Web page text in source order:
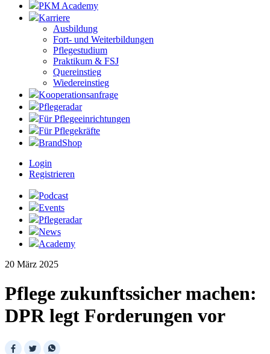
PKM Academy
Karriere
Ausbildung
Fort- und Weiterbildungen
Pflegestudium
Praktikum & FSJ
Quereinstieg
Wiedereinstieg
Kooperationsanfrage
Pflegeradar
Für Pflegeeinrichtungen
Für Pflegekräfte
BrandShop
Login
Registrieren
Podcast
Events
Pflegeradar
News
Academy
20 März 2025
Pflege zukunftssicher machen:
DPR legt Forderungen vor